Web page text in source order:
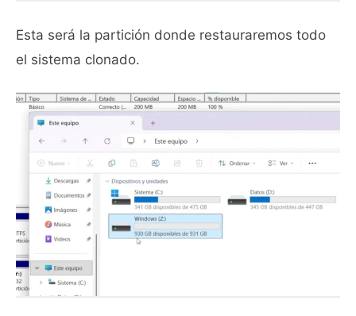
Esta será la partición donde restauraremos todo
el sistema clonado.